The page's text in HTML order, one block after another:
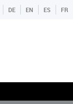
DE EN ES FR